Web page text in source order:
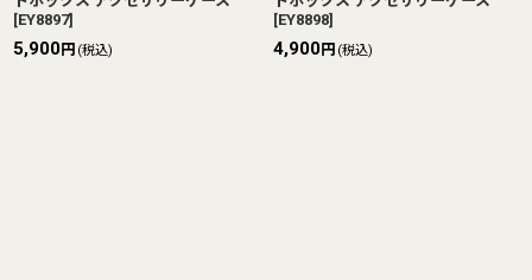
[EY8897]
5,900円 (税込)
[EY8898]
4,900円 (税込)